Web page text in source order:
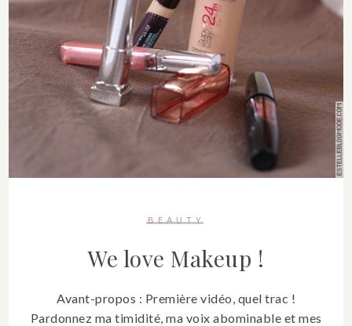
BEAUTY
We love Makeup !
Avant-propos : Première vidéo, quel trac !
Pardonnez ma timidité, ma voix abominable et mes